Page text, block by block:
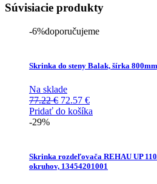
Súvisiacie produkty
-6%doporučujeme
Skrinka do steny Balak, šírka
Na sklade
77.22€ Pôvodná
cena
72.57 €Aktuálna
cena
Pridať do košíka
-29%
Skrinka rozdeľovača REHAU UP
okruhov, 13454201001